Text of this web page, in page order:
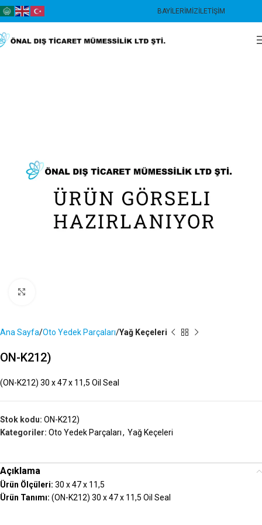
BAYILERIMIZİLETIŞIM
Ana Sayfa Oto Yedek Parçaları Yağ Keçeleri
ON-K212)
(ON-K212) 30 x 47 x 11,5 Oil Seal
Stok kodu: ON-K212)
Kategoriler: Oto Yedek Parçaları, Yağ Keçeleri
Açıklama
Ürün Ölçüleri: 30 x 47 x 11,5
Ürün Tanımı: (ON-K212) 30 x 47 x 11,5 Oil Seal